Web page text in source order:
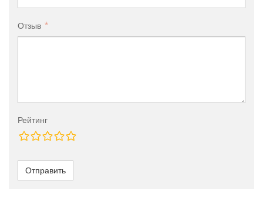
Отзыв
Рейтинг
Отправить